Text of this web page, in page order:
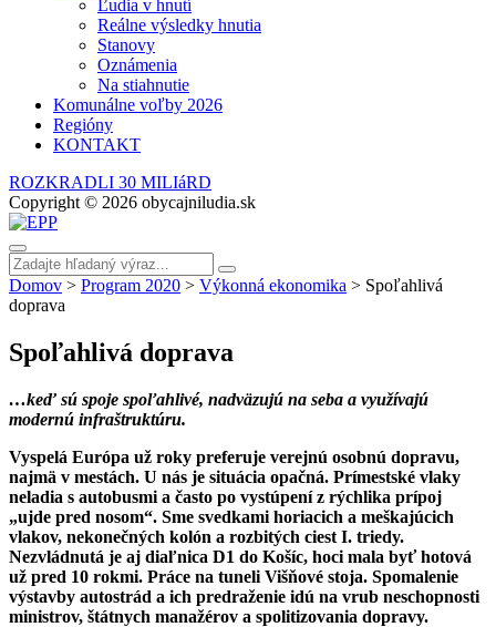
Ľudia v hnutí
Reálne výsledky hnutia
Stanovy
Oznámenia
Na stiahnutie
Komunálne voľby 2026
Regióny
KONTAKT
ROZKRADLI 30 MILIáRD
Copyright © 2026 obycajniludia.sk
Domov > Program 2020 > Výkonná ekonomika > Spoľahlivá
doprava
Spoľahlivá doprava
…keď sú spoje spoľahlivé, nadväzujú na seba a využívajú
modernú infraštruktúru.
Vyspelá Európa už roky preferuje verejnú osobnú dopravu,
najmä v mestách. U nás je situácia opačná. Prímestské vlaky
neladia s autobusmi a často po vystúpení z rýchlika prípoj
„ujde pred nosom“. Sme svedkami horiacich a meškajúcich
vlakov, nekonečných kolón a rozbitých ciest I. triedy.
Nezvládnutá je aj diaľnica D1 do Košíc, hoci mala byť hotová
už pred 10 rokmi. Práce na tuneli Višňové stoja. Spomalenie
výstavby autostrád a ich predraženie idú na vrub neschopnosti
ministrov, štátnych manažérov a spolitizovania dopravy.